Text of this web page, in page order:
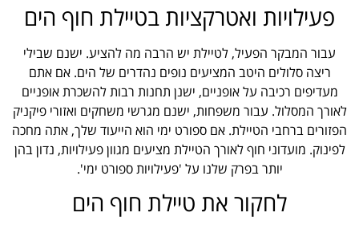
פעילויות ואטרקציות בטיילת חוף הים
עבור המבקר הפעיל, לטיילת יש הרבה מה להציע. ישנם שבילי
ריצה סלולים היטב המציעים נופים נהדרים של הים. אם אתם
מעדיפים רכיבה על אופניים, ישנן תחנות רבות להשכרת אופניים
לאורך המסלול. עבור משפחות, ישנם מגרשי משחקים ואזורי פיקניק
הפזורים ברחבי הטיילת. אם ספורט ימי הוא הייעוד שלך, אתה מחכה
לפינוק. מועדוני חוף לאורך הטיילת מציעים מגוון פעילויות, נדון בהן
יותר בפרק שלנו על 'פעילויות ספורט ימי'.
לחקור את טיילת חוף הים